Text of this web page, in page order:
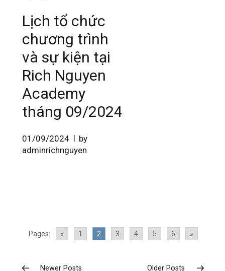
Lịch tổ chức
chương trình
và sự kiện tại
Rich Nguyen
Academy
tháng 09/2024
01/09/2024
by
adminrichnguyen
Pages: « 1 2 3 4 5 6 »
Newer Posts Older Posts